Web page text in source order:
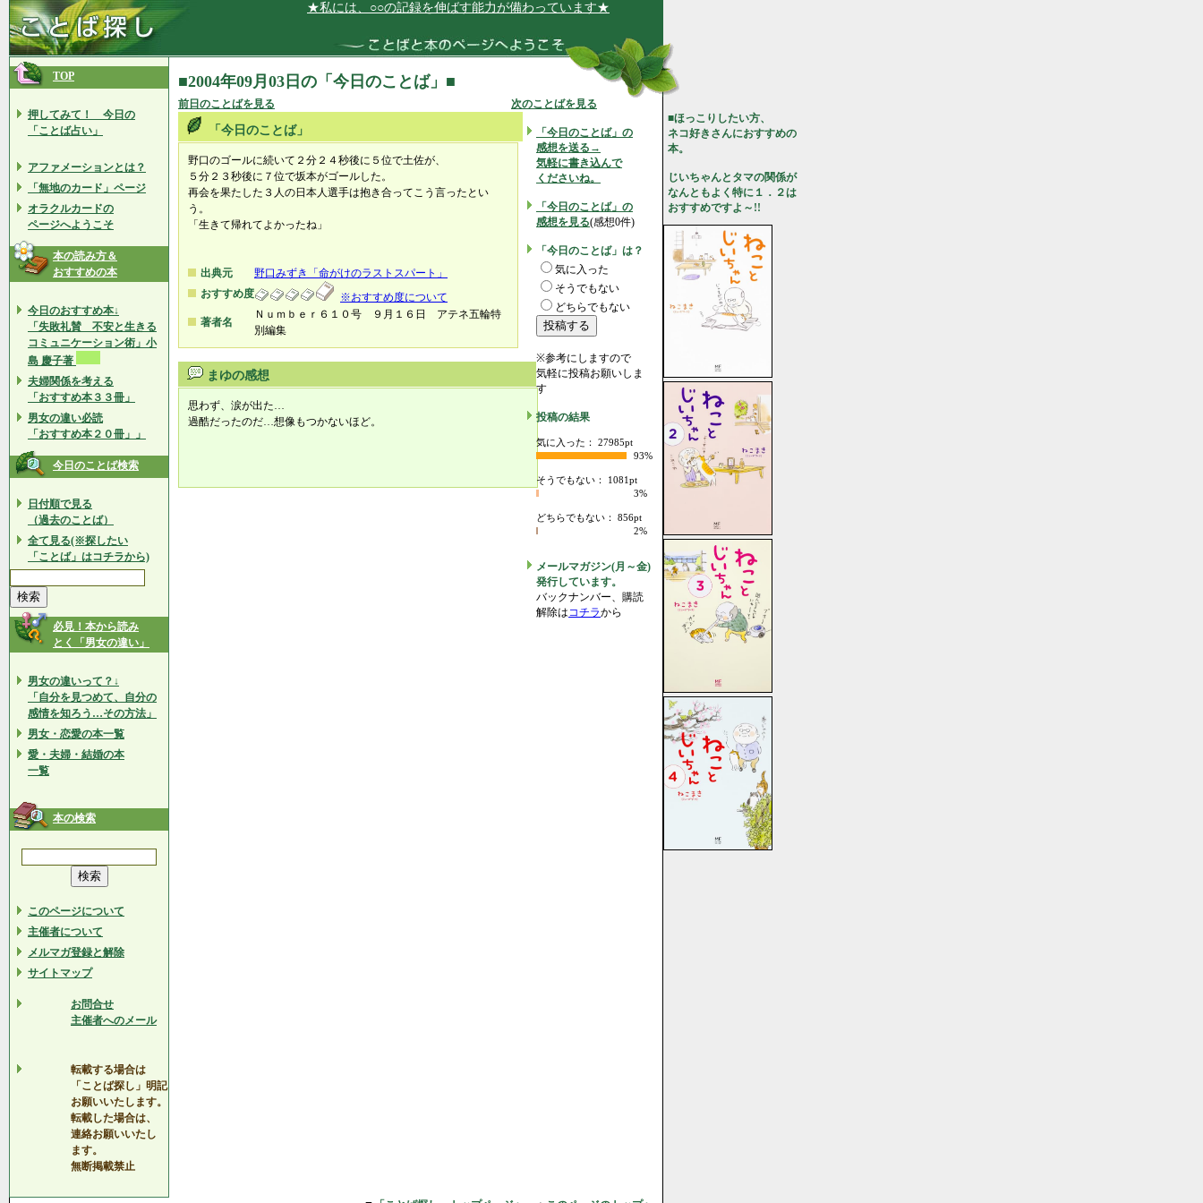
★私には、○○の記録を伸ばす能力が備わっています★
TOP
押してみて！ 今日の
「ことば占い」
アファメーションとは？
「無地のカード」ページ
オラクルカードの
ページへようこそ
本の読み方＆
おすすめの本
今日のおすすめ本↓
「失敗礼賛 不安と生きる
コミュニケーション術」小
島 慶子著
夫婦関係を考える
「おすすめ本３３冊」
男女の違い必読
「おすすめ本２０冊」」
今日のことば検索
日付順で見る
（過去のことば）
全て見る(※探したい
「ことば」はコチラから)
必見！本から読み
とく「男女の違い」
男女の違いって？↓
「自分を見つめて、自分の
感情を知ろう…その方法」
男女・恋愛の本一覧
愛・夫婦・結婚の本
一覧
本の検索
このページについて
主催者について
メルマガ登録と解除
サイトマップ
お問合せ
主催者へのメール
転載する場合は
「ことば探し」明記
お願いいたします。
転載した場合は、
連絡お願いいたし
ます。
無断掲載禁止
■2004年09月03日の「今日のことば」■
前日のことばを見る 次のことばを見る
「今日のことば」
野口のゴールに続いて２分２４秒後に５位で土佐が、
５分２３秒後に７位で坂本がゴールした。
再会を果たした３人の日本人選手は抱き合ってこう言ったとい
う。
「生きて帰れてよかったね」
出典元
野口みずき「命がけのラストスパート」
おすすめ度
※おすすめ度について
著者名
Ｎｕｍｂｅｒ６１０号 ９月１６日 アテネ五輪特
別編集
まゆの感想
思わず、涙が出た…
過酷だったのだ…想像もつかないほど。
「今日のことば」の
感想を送る→
気軽に書き込んで
くださいね。
「今日のことば」の
感想を見る(感想0件)
「今日のことば」は？
気に入った
そうでもない
どちらでもない
※参考にしますので
気軽に投稿お願いしま
す
投稿の結果
気に入った： 27985pt
93%
そうでもない： 1081pt
3%
どちらでもない： 856pt
2%
メールマガジン(月～金)
発行しています。
バックナンバー、購読
解除はコチラから
■ほっこりしたい方、
ネコ好きさんにおすすめの
本。
じいちゃんとタマの関係が
なんともよく特に１．２は
おすすめですよ～!!